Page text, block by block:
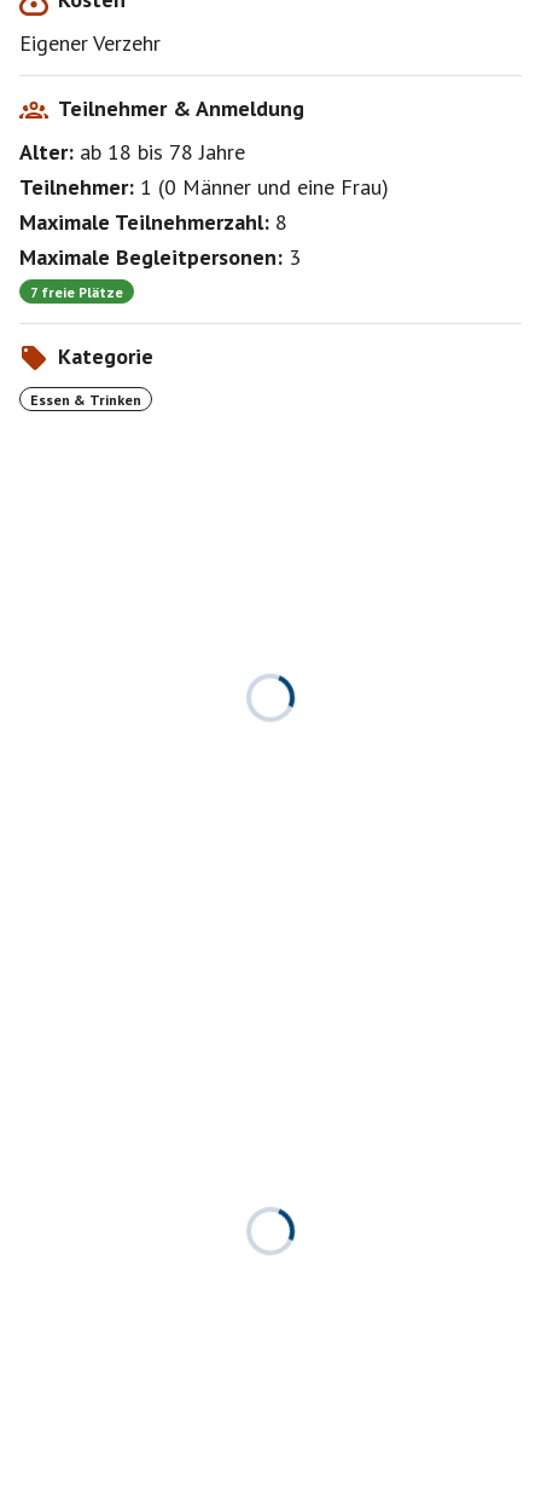
Eigener Verzehr
Teilnehmer & Anmeldung
Alter: ab 18 bis 78Jahre
Teilnehmer: 1 (0 Männer und eine Frau)
Maximale Teilnehmerzahl: 8
Maximale Begleitpersonen: 3
7 freie Plätze
Kategorie
Essen & Trinken